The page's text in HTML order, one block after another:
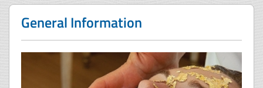
General Information